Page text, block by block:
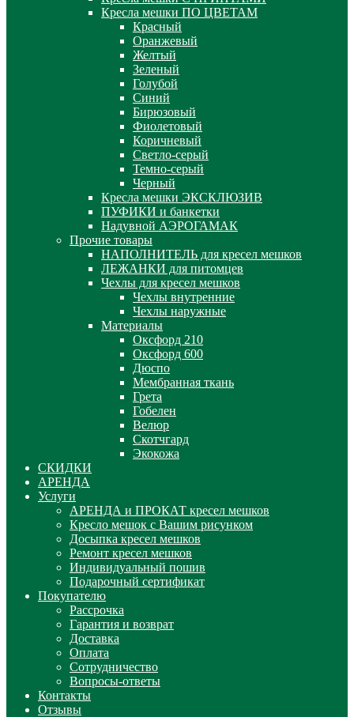
Кресла мешки ПО ЦВЕТАМ
Красный
Оранжевый
Желтый
Зеленый
Голубой
Синий
Бирюзовый
Фиолетовый
Коричневый
Светло-серый
Темно-серый
Черный
Кресла мешки ЭКСКЛЮЗИВ
ПУФИКИ и банкетки
Надувной АЭРОГАМАК
Прочие товары
НАПОЛНИТЕЛЬ для кресел мешков
ЛЕЖАНКИ для питомцев
Чехлы для кресел мешков
Чехлы внутренние
Чехлы наружные
Материалы
Оксфорд 210
Оксфорд 600
Дюспо
Мембранная ткань
Грета
Гобелен
Велюр
Скотчгард
Экокожа
СКИДКИ
АРЕНДА
Услуги
АРЕНДА и ПРОКАТ кресел мешков
Кресло мешок с Вашим рисунком
Досыпка кресел мешков
Ремонт кресел мешков
Индивидуальный пошив
Подарочный сертификат
Покупателю
Рассрочка
Гарантия и возврат
Доставка
Оплата
Сотрудничество
Вопросы-ответы
Контакты
Отзывы